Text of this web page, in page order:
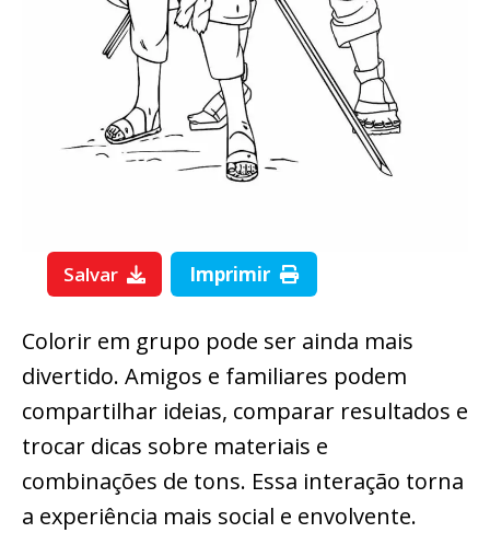
Salvar Imprimir
Colorir em grupo pode ser ainda mais
divertido. Amigos e familiares podem
compartilhar ideias, comparar resultados e
trocar dicas sobre materiais e
combinações de tons. Essa interação torna
a experiência mais social e envolvente.